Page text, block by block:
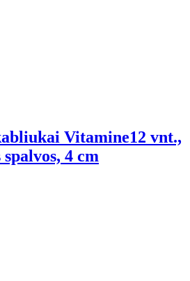
Vitamine12 vnt.,
4 cm